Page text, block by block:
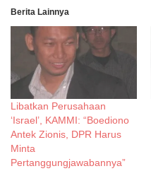
Berita Lainnya
Libatkan Perusahaan
‘Israel’, KAMMI: “Boediono
Antek Zionis, DPR Harus
Minta
Pertanggungjawabannya”